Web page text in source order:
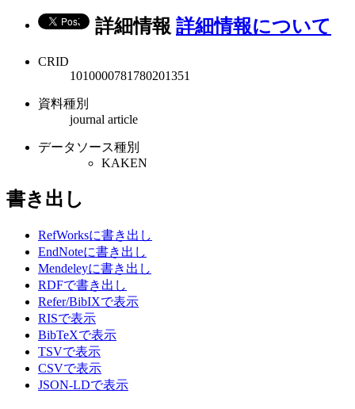
詳細情報 詳細情報について
CRID
1010000781780201351
資料種別
journal article
データソース種別
KAKEN
書き出し
RefWorksに書き出し
EndNoteに書き出し
Mendeleyに書き出し
RDFで書き出し
Refer/BibIXで表示
RISで表示
BibTeXで表示
TSVで表示
CSVで表示
JSON-LDで表示